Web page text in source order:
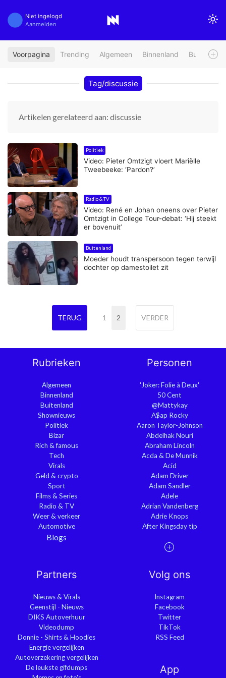
Niet ingelogd
Aanmelden
Voorpagina Trending Algemeen Binnenland Buitenland
Tag/discussie
Artikelen gerelateerd aan: discussie
Politiek
Video: Pieter Omtzigt vloert Mariëlle
Tweebeeke: ‘Pardon?’
Radio & TV
Video: René en Johan oneens over Pieter
Omtzigt in College Tour-debat: ‘Hij steekt
er bovenuit’
Buitenland
Moeder houdt transpersoon tegen terwijl
dochter op damestoilet zit
TERUG 1 2 VERDER
Rubrieken
Algemeen
Binnenland
Buitenland
Shownieuws
Politiek
Bizar
Rich & famous
Tech
Virals
Geld & crypto
Sport
Films & Series
Radio & TV
Weer & verkeer
Automotive
Blogs
Personen
'Joker: Folie à Deux'
50 Cent
@Mattykay
A$ap Rocky
Aaron Taylor-Johnson
Abdelhak Nouri
Abraham Lincoln
Acda & De Munnik
Acid
Adam Driver
Adam Sandler
Adele
Adrian Vandenberg
Adrie Knops
After Kingsday tip
Partners
Nieuws & Virals
Geenstijl - Nieuws
DIKS Autoverhuur
Videodump
Donnie - Shirts & Hoodies
Energie vergelijken
Autoverzekering vergelijken
De leukste gifdumps
Volg ons
Instagram
Facebook
Twitter
TikTok
RSS Feed
App